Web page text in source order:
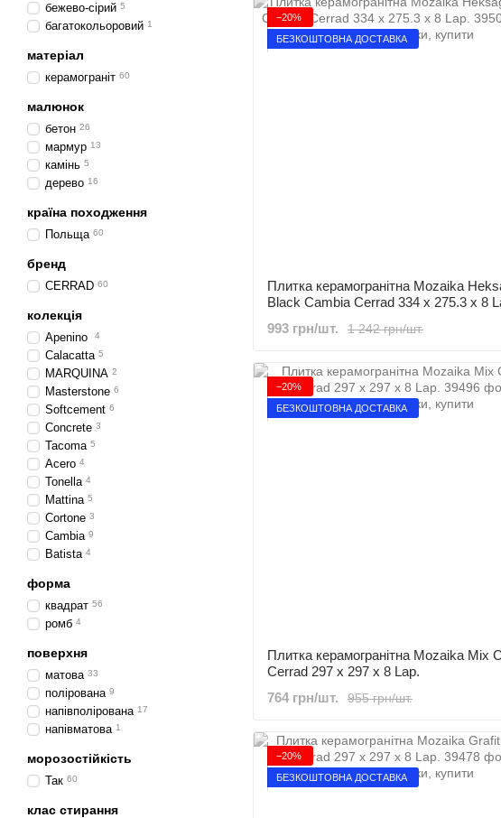
−20%
БЕЗКОШТОВНА ДОСТАВКА
Плитка керамогранітна Mozaika
Black Cambia Cerrad 334 x 275.3 x 8
1 242 грн/шт.
993 грн/шт.
−20%
БЕЗКОШТОВНА ДОСТАВКА
Плитка керамогранітна Mozaika Mix
Cerrad 297 x 297 x 8 Lap.
955 грн/шт.
764 грн/шт.
−20%
БЕЗКОШТОВНА ДОСТАВКА
бежево-сірий 5
багатокольоровий 1
матеріал
керамограніт 60
малюнок
бетон 26
мармур 13
камінь 5
дерево 16
країна походження
Польща 60
бренд
CERRAD 60
колекція
Apenino 4
Calacatta 5
MARQUINA 2
Masterstone 6
Softcement 6
Concrete 3
Tacoma 5
Acero 4
Tonella 4
Mattina 5
Cortone 3
Cambia 9
Batista 4
форма
квадрат 56
ромб 4
поверхня
матова 33
полірована 9
напівполірована 17
напівматова 1
морозостійкість
Так 60
клас стирання